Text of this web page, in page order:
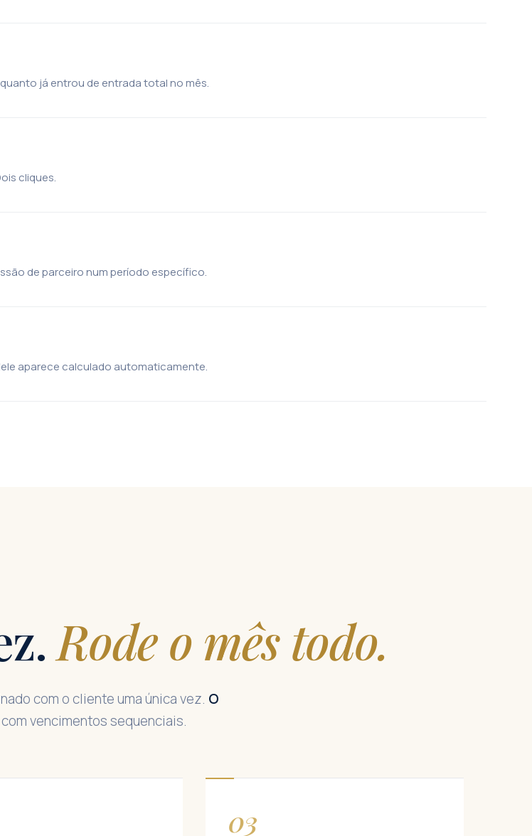
já entrou de entrada total no mês.
cliques.
de parceiro num período específico.
aparece calculado automaticamente.
Rode o mês todo.
com o cliente uma única vez. O
com vencimentos sequenciais.
03